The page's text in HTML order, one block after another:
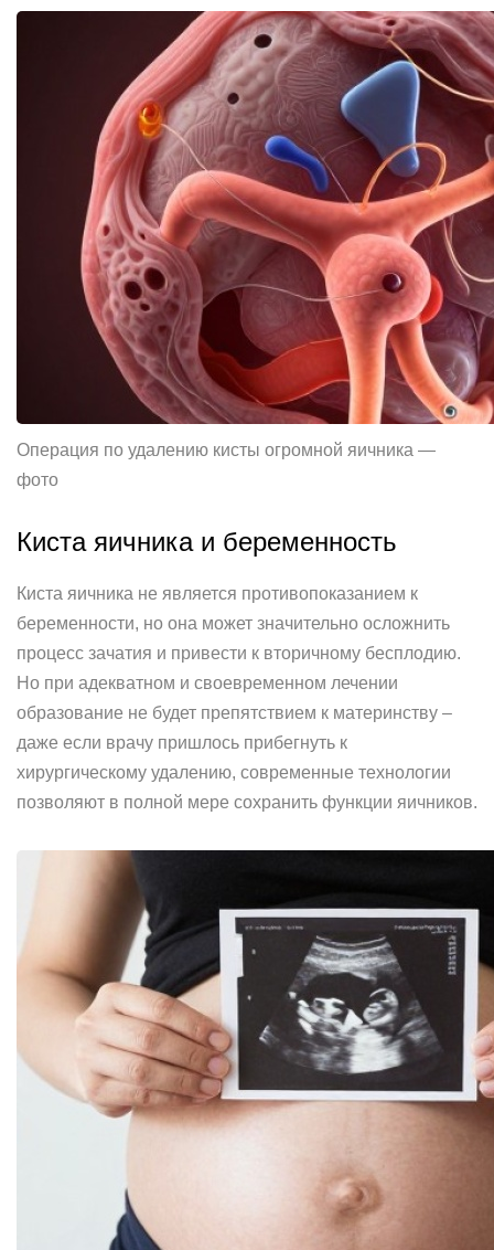
Операция по удалению кисты огромной яичника —
фото
Киста яичника и беременность
Киста яичника не является противопоказанием к
беременности, но она может значительно осложнить
процесс зачатия и привести к вторичному бесплодию.
Но при адекватном и своевременном лечении
образование не будет препятствием к материнству –
даже если врачу пришлось прибегнуть к
хирургическому удалению, современные технологии
позволяют в полной мере сохранить функции яичников.